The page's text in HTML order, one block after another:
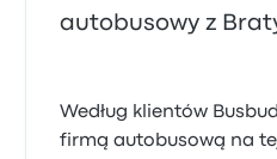
autobusowy z
Według klientów
firmą autobusową na